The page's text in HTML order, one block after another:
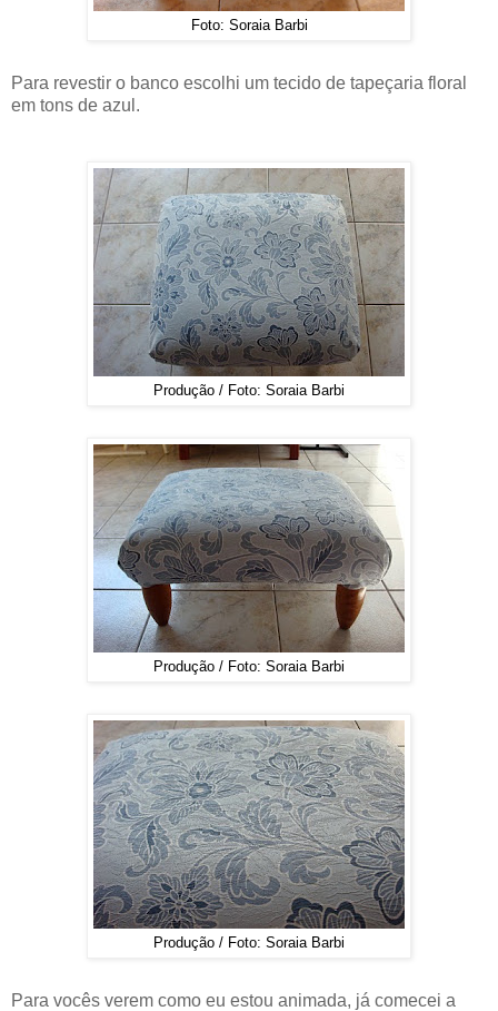
Foto: Soraia Barbi
Para revestir o banco escolhi um tecido de tapeçaria floral
em tons de azul.
Produção / Foto: Soraia Barbi
Produção / Foto: Soraia Barbi
Produção / Foto: Soraia Barbi
Para vocês verem como eu estou animada, já comecei a